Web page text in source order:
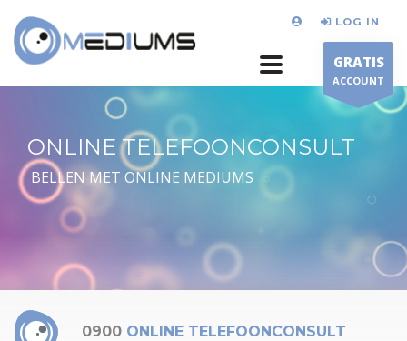
LOG IN
GRATIS
ACCOUNT
ONLINE TELEFOONCONSULT
BELLEN MET ONLINE MEDIUMS
0900 ONLINE TELEFOONCONSULT